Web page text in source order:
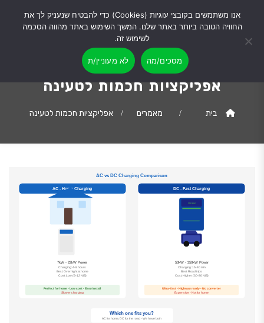
אפליקציות חכמות לטעינה
בית מאמרים אפליקציות חכמות לטעינה
אנו משתמשים בקובצי עוגיות (Cookies) כדי להבטיח שנעניק לך את
החוויה הטובה ביותר באתר שלנו. המשך השימוש באתר מהווה הסכמה
לשימוש זה.
מסכים/מה לא מעוניין/ת